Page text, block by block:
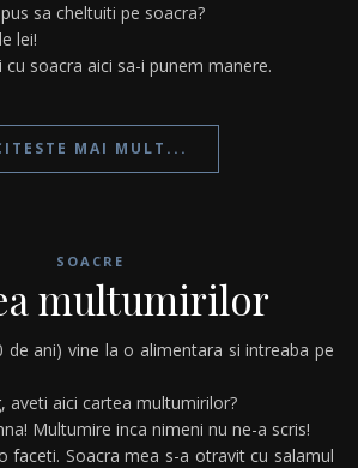
sa cheltuiti pe soacra?
lei!
cu soacra aici sa-i punem manere.
MAI MULT...
SOACRE
multumirilor
aveti aici cartea multumirilor?
Multumire inca nimeni nu ne-a scris!
faceti. Soacra mea s-a otravit cu salamul